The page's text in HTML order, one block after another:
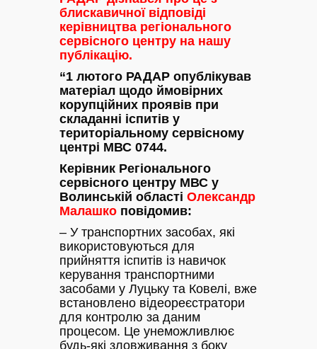
блискавичної відповіді
керівництва регіонального
сервісного центру на нашу
публікацію.
“1 лютого РАДАР опублікував
матеріал щодо ймовірних
корупційних проявів при
складанні іспитів у
територіальному сервісному
центрі МВС 0744.
Керівник Регіонального
сервісного центру МВС у
Волинській області Олександр
Малашко повідомив:
– У транспортних засобах, які
використовуються для
прийняття іспитів із навичок
керування транспортними
засобами у Луцьку та Ковелі, вже
встановлено відеореєстратори
для контролю за даним
процесом. Це унеможливлює
будь-які зловживання з боку